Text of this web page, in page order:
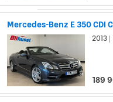
Mercedes-Benz E 350 CDI
2013
189